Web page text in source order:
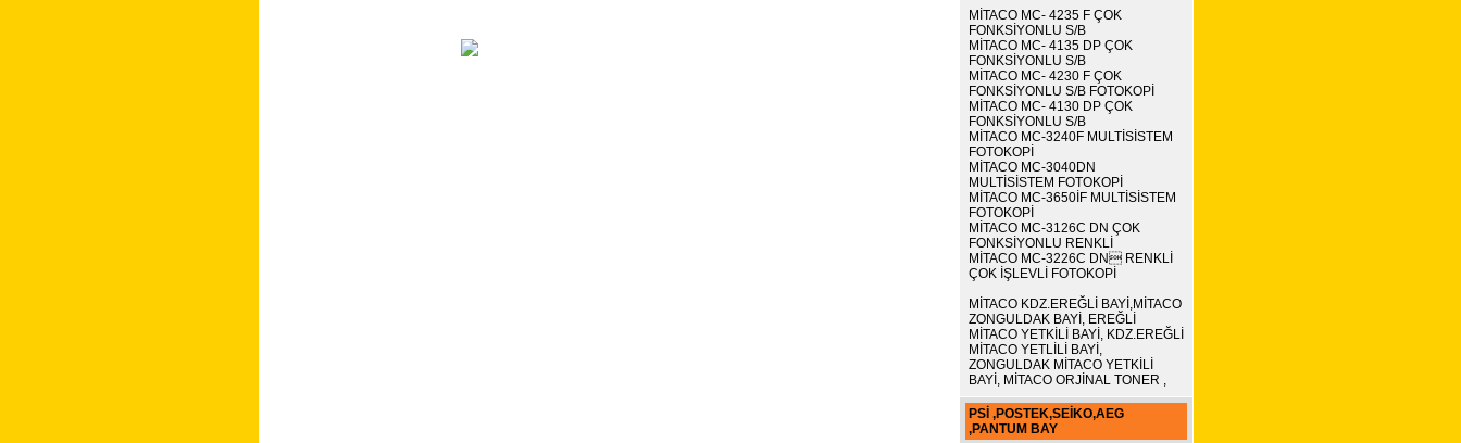
MİTACO MC- 4235 F ÇOK
FONKSİYONLU S/B
MİTACO MC- 4135 DP ÇOK
FONKSİYONLU S/B
MİTACO MC- 4230 F ÇOK
FONKSİYONLU S/B FOTOKOPİ
MİTACO MC- 4130 DP ÇOK
FONKSİYONLU S/B
MİTACO MC-3240F MULTİSİSTEM
FOTOKOPİ
MİTACO MC-3040DN
MULTİSİSTEM FOTOKOPİ
MİTACO MC-3650İF MULTİSİSTEM
FOTOKOPİ
MİTACO MC-3126C DN ÇOK
FONKSİYONLU RENKLİ
MİTACO MC-3226C DN RENKLİ
ÇOK İŞLEVLİ FOTOKOPİ
MİTACO KDZ.EREĞLİ BAYİ,MİTACO
ZONGULDAK BAYİ, EREĞLİ
MİTACO YETKİLİ BAYİ, KDZ.EREĞLİ
MİTACO YETLİLİ BAYİ,
ZONGULDAK MİTACO YETKİLİ
BAYİ, MİTACO ORJİNAL TONER ,
PSİ ,POSTEK,SEİKO,AEG
,PANTUM BAY